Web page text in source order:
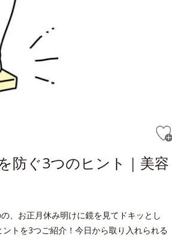
防ぐ3つのヒント｜美容
、お正月休み明けに鏡を見てドキッとし
トを3つご紹介！今日から取り入れられる